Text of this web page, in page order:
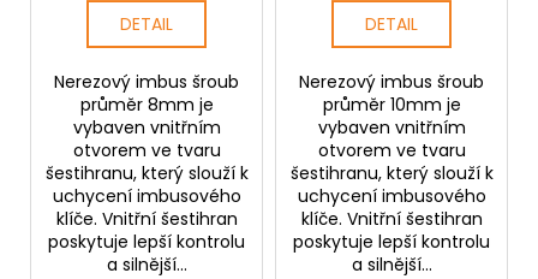
DETAIL
Nerezový imbus šroub
průměr 8mm je
vybaven vnitřním
otvorem ve tvaru
šestihranu, který slouží k
uchycení imbusového
klíče. Vnitřní šestihran
poskytuje lepší kontrolu
a silnější...
DETAIL
Nerezový imbus šroub
průměr 10mm je
vybaven vnitřním
otvorem ve tvaru
šestihranu, který slouží k
uchycení imbusového
klíče. Vnitřní šestihran
poskytuje lepší kontrolu
a silnější...